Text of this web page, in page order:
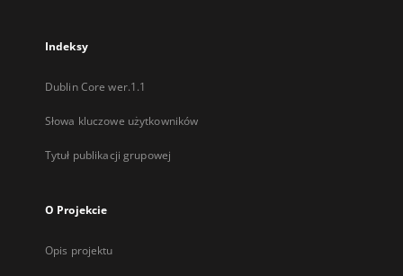
Indeksy
Dublin Core wer.1.1
Słowa kluczowe użytkowników
Tytuł publikacji grupowej
O Projekcie
Opis projektu